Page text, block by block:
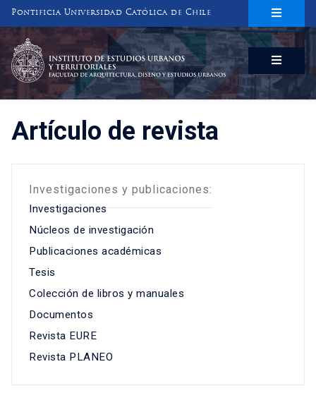
Pontificia Universidad Católica de Chile
INSTITUTO DE ESTUDIOS URBANOS
Y TERRITORIALES
FACULTAD DE ARQUITECTURA, DISEÑO Y ESTUDIOS URBANOS
Artículo de revista
Investigaciones y publicaciones:
Investigaciones
Núcleos de investigación
Publicaciones académicas
Tesis
Colección de libros y manuales
Documentos
Revista EURE
Revista PLANEO